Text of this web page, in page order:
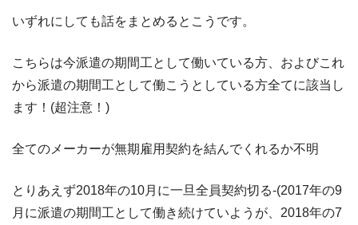
いずれにしても話をまとめるとこうです。
こちらは今派遣の期間工として働いている方、およびこれ
から派遣の期間工として働こうとしている方全てに該当し
ます！(超注意！)
全てのメーカーが無期雇用契約を結んでくれるか不明
とりあえず2018年の10月に一旦全員契約切る-(2017年の9
月に派遣の期間工として働き続けていようが、2018年の7